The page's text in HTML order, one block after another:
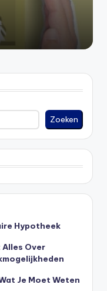
Zoeken
Hypotheek
Over
Je Moet Weten